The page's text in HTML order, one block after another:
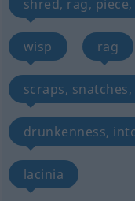
shred, rag,
wisp rag
scraps,
drunkenness,
lacinia